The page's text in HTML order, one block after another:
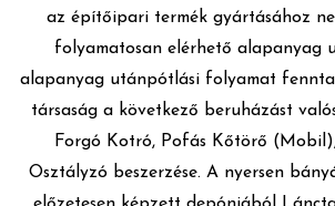
SZOLGÁLTATÁSOK
REFERENCIÁK
az építőipari termék gyártásához
folyamatosan elérhető alapanyag
alapanyag utánpótlási folyamat
társaság a következő beruházást
Forgó Kotró, Pofás Kőtörő
Osztályzó beszerzése. A nyersen